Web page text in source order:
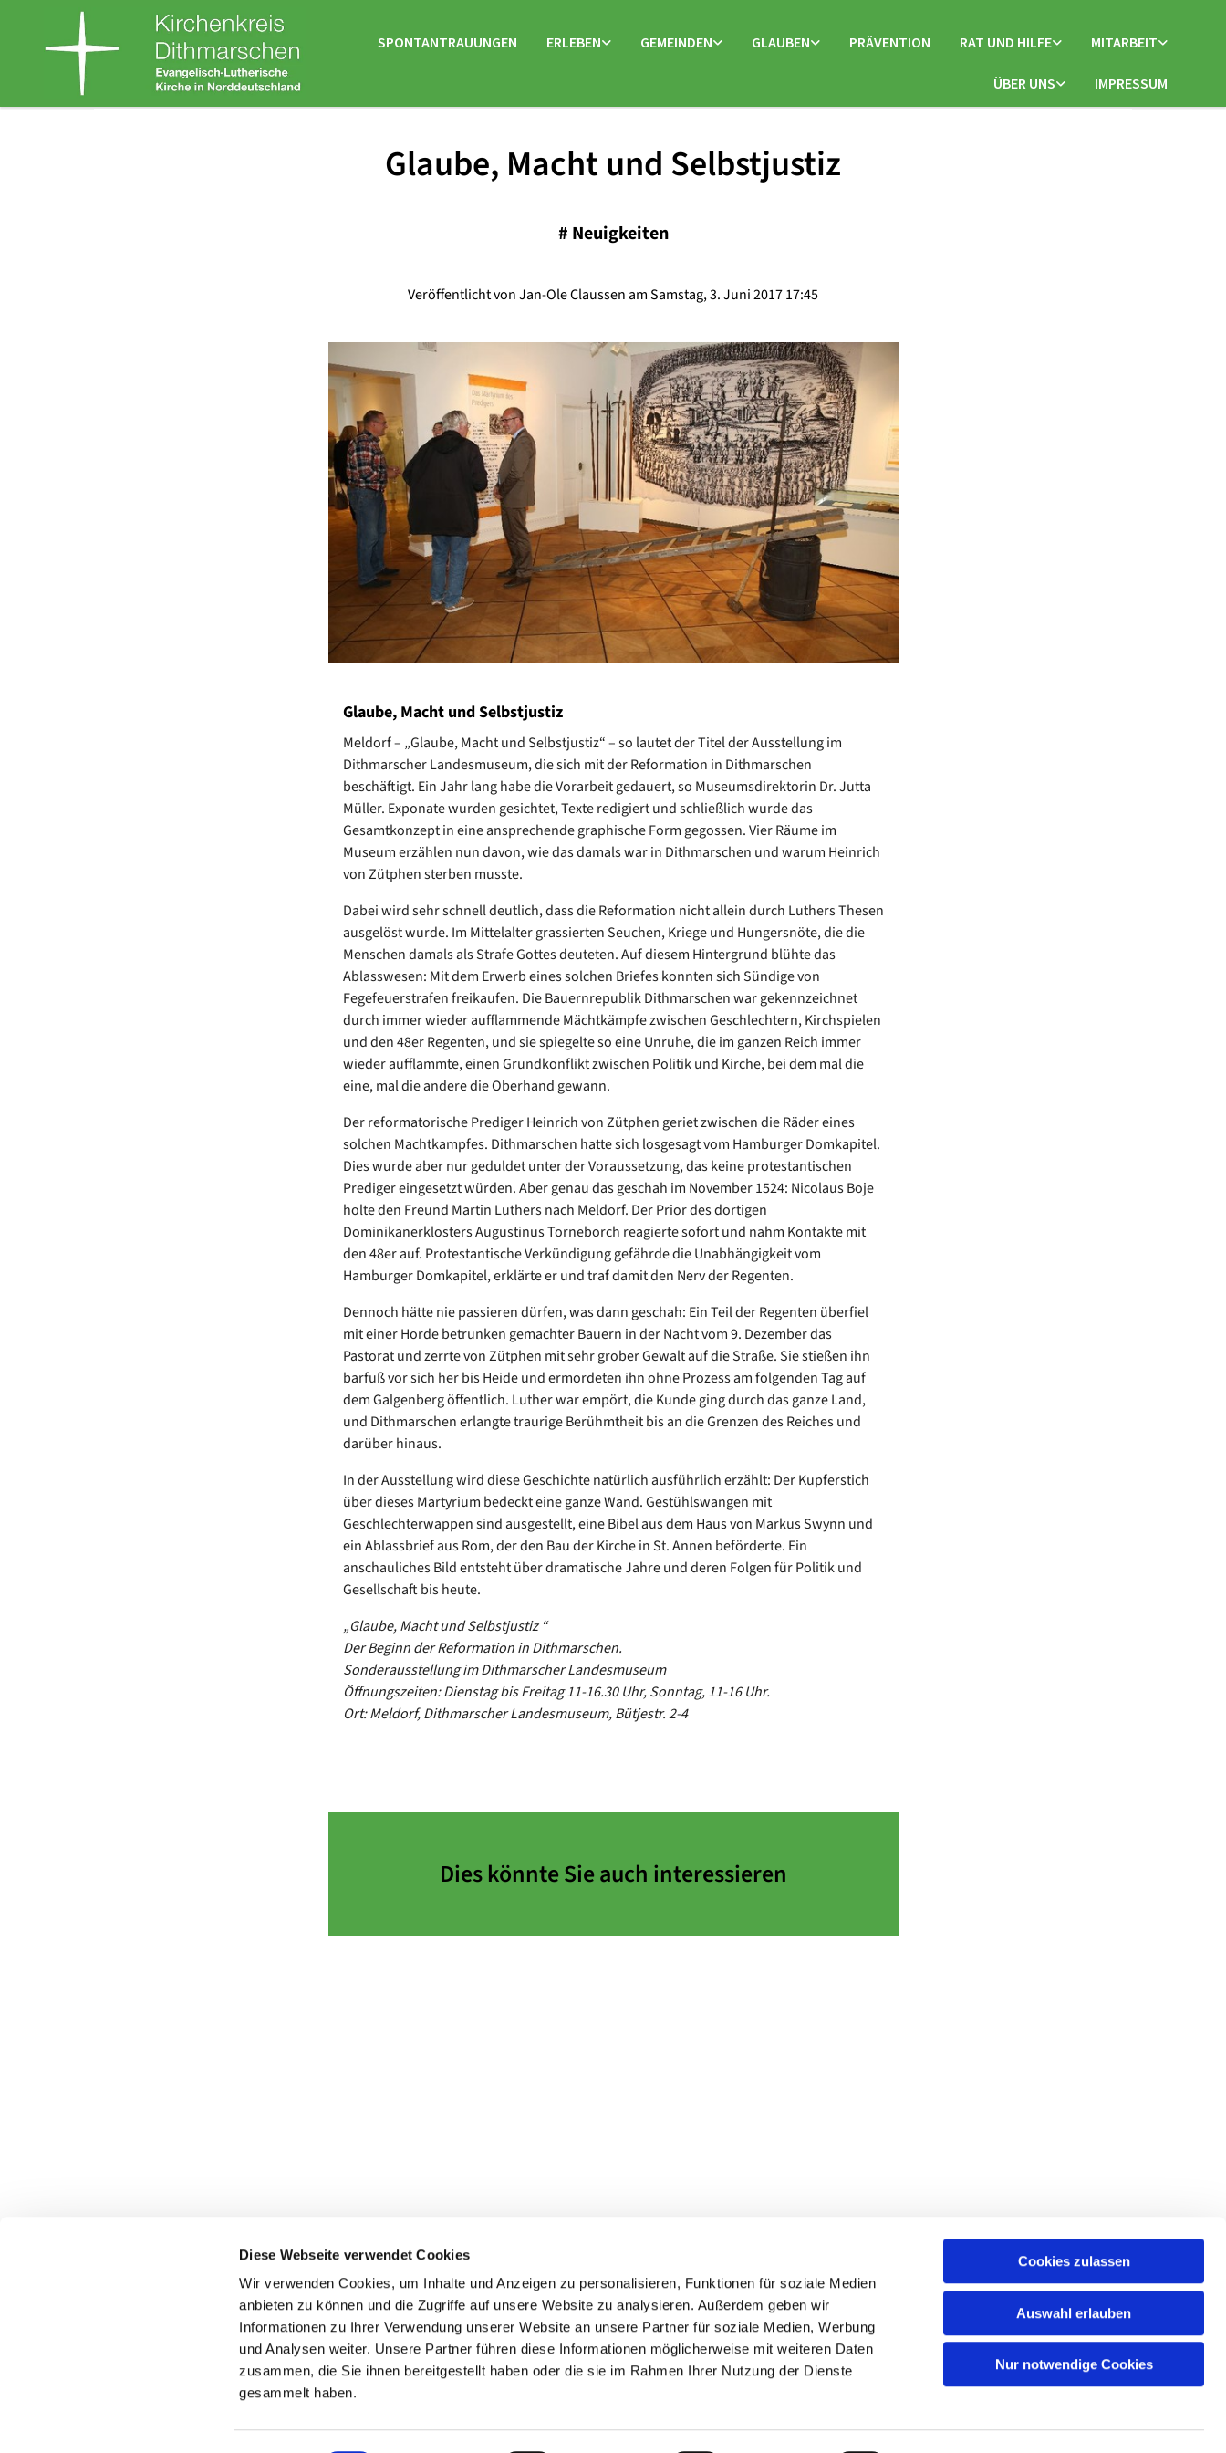
Diese Webseite verwendet Cookies
Wir verwenden Cookies, um Inhalte und Anzeigen zu personalisieren, Funktionen für soziale Medien
anbieten zu können und die Zugriffe auf unsere Website zu analysieren. Außerdem geben wir
Informationen zu Ihrer Verwendung unserer Website an unsere Partner für soziale Medien, Werbung
und Analysen weiter. Unsere Partner führen diese Informationen möglicherweise mit weiteren Daten
zusammen, die Sie ihnen bereitgestellt haben oder die sie im Rahmen Ihrer Nutzung der Dienste
gesammelt haben.
Cookies zulassen
Auswahl erlauben
Nur notwendige Cookies
SPONTANTRAUUNGEN ERLEBEN GEMEINDEN GLAUBEN PRÄVENTION RAT UND HILFE MITARBEIT
ÜBER UNS IMPRESSUM
Glaube, Macht und Selbstjustiz
# Neuigkeiten
Veröffentlicht von Jan-Ole Claussen am Samstag, 3. Juni 2017 17:45
Glaube, Macht und Selbstjustiz
Meldorf – „Glaube, Macht und Selbstjustiz“ – so lautet der Titel der Ausstellung im
Dithmarscher Landesmuseum, die sich mit der Reformation in Dithmarschen
beschäftigt. Ein Jahr lang habe die Vorarbeit gedauert, so Museumsdirektorin Dr. Jutta
Müller. Exponate wurden gesichtet, Texte redigiert und schließlich wurde das
Gesamtkonzept in eine ansprechende graphische Form gegossen. Vier Räume im
Museum erzählen nun davon, wie das damals war in Dithmarschen und warum Heinrich
von Zütphen sterben musste.
Dabei wird sehr schnell deutlich, dass die Reformation nicht allein durch Luthers Thesen
ausgelöst wurde. Im Mittelalter grassierten Seuchen, Kriege und Hungersnöte, die die
Menschen damals als Strafe Gottes deuteten. Auf diesem Hintergrund blühte das
Ablasswesen: Mit dem Erwerb eines solchen Briefes konnten sich Sündige von
Fegefeuerstrafen freikaufen. Die Bauernrepublik Dithmarschen war gekennzeichnet
durch immer wieder aufflammende Mächtkämpfe zwischen Geschlechtern, Kirchspielen
und den 48er Regenten, und sie spiegelte so eine Unruhe, die im ganzen Reich immer
wieder aufflammte, einen Grundkonflikt zwischen Politik und Kirche, bei dem mal die
eine, mal die andere die Oberhand gewann.
Der reformatorische Prediger Heinrich von Zütphen geriet zwischen die Räder eines
solchen Machtkampfes. Dithmarschen hatte sich losgesagt vom Hamburger Domkapitel.
Dies wurde aber nur geduldet unter der Voraussetzung, das keine protestantischen
Prediger eingesetzt würden. Aber genau das geschah im November 1524: Nicolaus Boje
holte den Freund Martin Luthers nach Meldorf. Der Prior des dortigen
Dominikanerklosters Augustinus Torneborch reagierte sofort und nahm Kontakte mit
den 48er auf. Protestantische Verkündigung gefährde die Unabhängigkeit vom
Hamburger Domkapitel, erklärte er und traf damit den Nerv der Regenten.
Dennoch hätte nie passieren dürfen, was dann geschah: Ein Teil der Regenten überfiel
mit einer Horde betrunken gemachter Bauern in der Nacht vom 9. Dezember das
Pastorat und zerrte von Zütphen mit sehr grober Gewalt auf die Straße. Sie stießen ihn
barfuß vor sich her bis Heide und ermordeten ihn ohne Prozess am folgenden Tag auf
dem Galgenberg öffentlich. Luther war empört, die Kunde ging durch das ganze Land,
und Dithmarschen erlangte traurige Berühmtheit bis an die Grenzen des Reiches und
darüber hinaus.
In der Ausstellung wird diese Geschichte natürlich ausführlich erzählt: Der Kupferstich
über dieses Martyrium bedeckt eine ganze Wand. Gestühlswangen mit
Geschlechterwappen sind ausgestellt, eine Bibel aus dem Haus von Markus Swynn und
ein Ablassbrief aus Rom, der den Bau der Kirche in St. Annen beförderte. Ein
anschauliches Bild entsteht über dramatische Jahre und deren Folgen für Politik und
Gesellschaft bis heute.
„Glaube, Macht und Selbstjustiz “
Der Beginn der Reformation in Dithmarschen.
Sonderausstellung im Dithmarscher Landesmuseum
Öffnungszeiten: Dienstag bis Freitag 11-16.30 Uhr, Sonntag, 11-16 Uhr.
Ort: Meldorf, Dithmarscher Landesmuseum, Bütjestr. 2-4
Dies könnte Sie auch interessieren
 Kirchenkreis Dithmarschen